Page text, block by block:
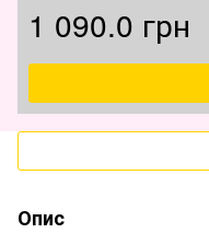
1 090.0 грн
Опис